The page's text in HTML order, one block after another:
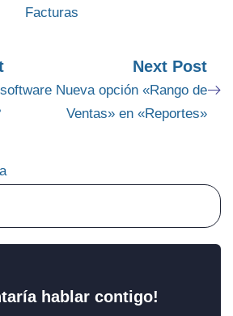
Next Post
Nueva opción «Rango de
Ventas» en «Reportes»
hablar contigo!